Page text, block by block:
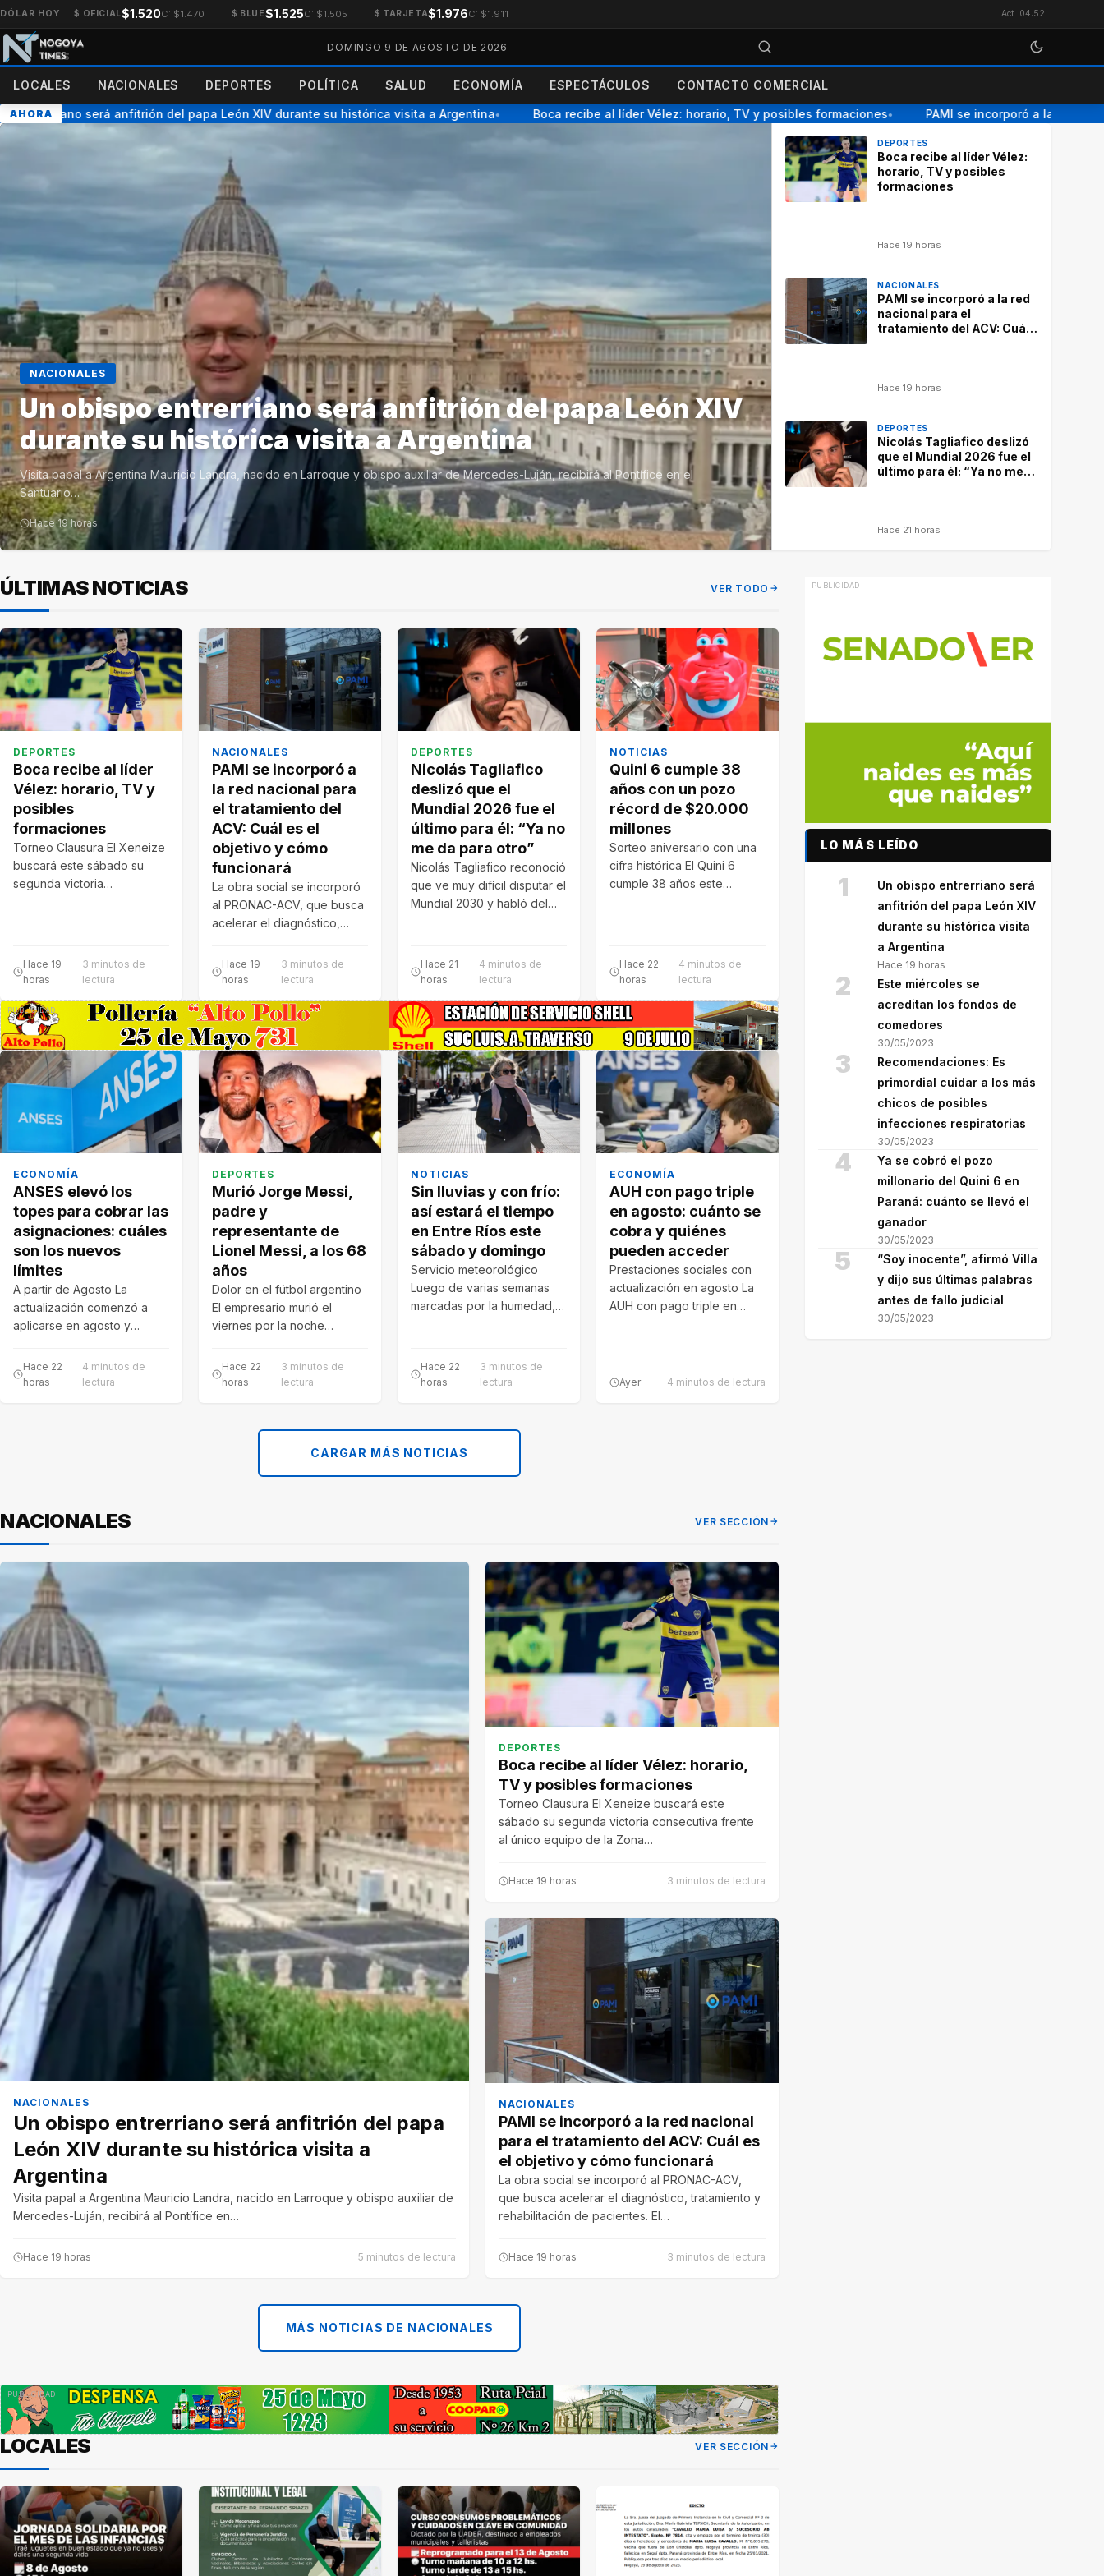
DÓLAR HOY $ OFICIAL$1.520C: $1.470 $ BLUE$1.525C: $1.505 $ TARJETA$1.976C: $1.911 Act. 04:52
DOMINGO 9 DE AGOSTO DE 2026
LOCALES NACIONALES DEPORTES POLÍTICA SALUD ECONOMÍA ESPECTÁCULOS CONTACTO COMERCIAL
AHORA será anfitrión del papa León XIV durante su histórica visita a Argentina● Boca recibe al líder Vélez: horario, TV y posibles formaciones● PAMI se incorporó a la red
NACIONALES
Un obispo entrerriano será anfitrión del papa León XIV
durante su histórica visita a Argentina
Visita papal a Argentina Mauricio Landra, nacido en Larroque y obispo auxiliar de Mercedes-Luján, recibirá al Pontífice en el
Santuario…
Hace 19 horas
DEPORTES
Boca recibe al líder Vélez:
horario, TV y posibles
formaciones
Hace 19 horas
NACIONALES
PAMI se incorporó a la red
nacional para el
tratamiento del ACV: Cuál
Hace 19 horas
DEPORTES
Nicolás Tagliafico deslizó
que el Mundial 2026 fue el
último para él: “Ya no me
Hace 21 horas
ÚLTIMAS NOTICIAS VER TODO
DEPORTES
Boca recibe al líder
Vélez: horario, TV y
posibles
formaciones
Torneo Clausura El Xeneize
buscará este sábado su
segunda victoria
Hace 19
horas
3 minutos de
lectura
NACIONALES
PAMI se incorporó a
la red nacional para
el tratamiento del
ACV: Cuál es el
objetivo y cómo
funcionará
La obra social se incorporó
al PRONAC-ACV, que busca
acelerar el diagnóstico,
de pacientes. El…
Hace 19
horas
3 minutos de
lectura
DEPORTES
Nicolás Tagliafico
deslizó que el
Mundial 2026 fue el
último para él: “Ya no
me da para otro”
Nicolás Tagliafico reconoció
que ve muy difícil disputar el
Mundial 2030 y habló del
Hace 21
horas
4 minutos de
lectura
NOTICIAS
Quini 6 cumple 38
años con un pozo
récord de $20.000
millones
Sorteo aniversario con una
cifra histórica El Quini 6
cumple 38 años este
Hace 22
horas
4 minutos de
lectura
ECONOMÍA
ANSES elevó los
topes para cobrar las
asignaciones: cuáles
son los nuevos
límites
A partir de Agosto La
actualización comenzó a
aplicarse en agosto y
registrados, monotributistas
y…
Hace 22
horas
4 minutos de
lectura
DEPORTES
Murió Jorge Messi,
padre y
representante de
Lionel Messi, a los 68
años
Dolor en el fútbol argentino
El empresario murió el
viernes por la noche
internado en un…
Hace 22
horas
3 minutos de
lectura
NOTICIAS
Sin lluvias y con frío:
así estará el tiempo
en Entre Ríos este
sábado y domingo
Servicio meteorológico
Luego de varias semanas
marcadas por la humedad,
tendrá…
Hace 22
horas
3 minutos de
lectura
ECONOMÍA
AUH con pago triple
en agosto: cuánto se
cobra y quiénes
pueden acceder
Prestaciones sociales con
actualización en agosto La
AUH con pago triple en
Ayer 4 minutos de lectura
CARGAR MÁS NOTICIAS
NACIONALES VER SECCIÓN
NACIONALES
Un obispo entrerriano será anfitrión del papa
León XIV durante su histórica visita a
Argentina
Visita papal a Argentina Mauricio Landra, nacido en Larroque y obispo auxiliar de
Mercedes-Luján, recibirá al Pontífice en…
Hace 19 horas 5 minutos de lectura
DEPORTES
Boca recibe al líder Vélez: horario,
TV y posibles formaciones
Torneo Clausura El Xeneize buscará este
sábado su segunda victoria consecutiva frente
al único equipo de la Zona…
Hace 19 horas 3 minutos de lectura
NACIONALES
PAMI se incorporó a la red nacional
para el tratamiento del ACV: Cuál es
el objetivo y cómo funcionará
La obra social se incorporó al PRONAC-ACV,
que busca acelerar el diagnóstico, tratamiento y
rehabilitación de pacientes. El…
Hace 19 horas 3 minutos de lectura
MÁS NOTICIAS DE NACIONALES
LOCALES VER SECCIÓN
LO MÁS LEÍDO
1
Un obispo entrerriano será
anfitrión del papa León XIV
durante su histórica visita
a Argentina
Hace 19 horas
2
Este miércoles se
acreditan los fondos de
comedores
30/05/2023
3
Recomendaciones: Es
primordial cuidar a los más
chicos de posibles
infecciones respiratorias
30/05/2023
4
Ya se cobró el pozo
millonario del Quini 6 en
Paraná: cuánto se llevó el
ganador
30/05/2023
5
“Soy inocente”, afirmó Villa
y dijo sus últimas palabras
antes de fallo judicial
30/05/2023